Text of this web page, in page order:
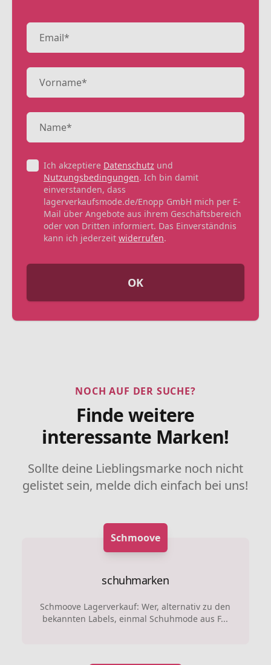
Ich akzeptiere Datenschutz und
Nutzungsbedingungen. Ich bin damit
einverstanden, dass
lagerverkaufsmode.de/Enopp GmbH mich per E-
Mail über Angebote aus ihrem Geschäftsbereich
oder von Dritten informiert. Das Einverständnis
kann ich jederzeit widerrufen.
OK
NOCH AUF DER SUCHE?
Finde weitere
interessante Marken!
Sollte deine Lieblingsmarke noch nicht
gelistet sein, melde dich einfach bei uns!
Schmoove
schuhmarken
Schmoove Lagerverkauf: Wer, alternativ zu den
bekannten Labels, einmal Schuhmode aus F...